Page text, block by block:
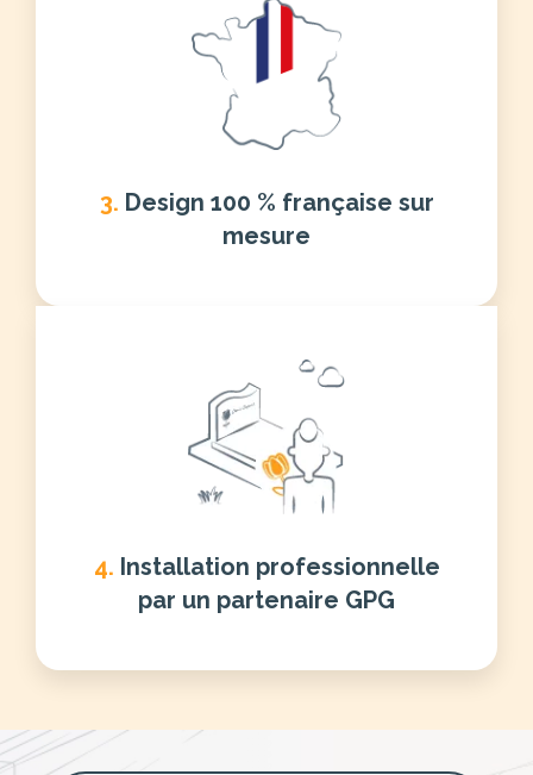
3. Design 100 % française sur
mesure
4. Installation professionnelle
par un partenaire GPG